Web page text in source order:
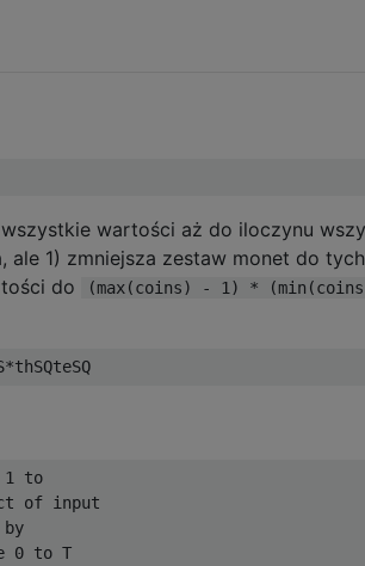
wartości aż do iloczynu
1) zmniejsza zestaw monet do
do
(max(coins) - 1) *
1 to
of input
0 to T